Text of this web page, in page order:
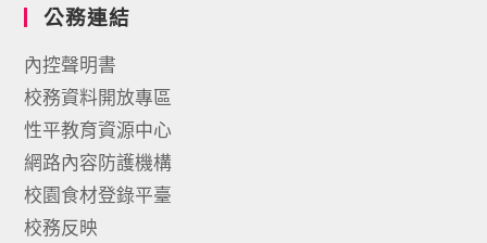
公務連結
內控聲明書
校務資料開放專區
性平教育資源中心
網路內容防護機構
校園食材登錄平臺
校務反映